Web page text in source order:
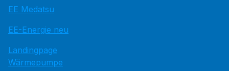
EE Medatsu
EE-Energie neu
Landingpage
Wärmepumpe